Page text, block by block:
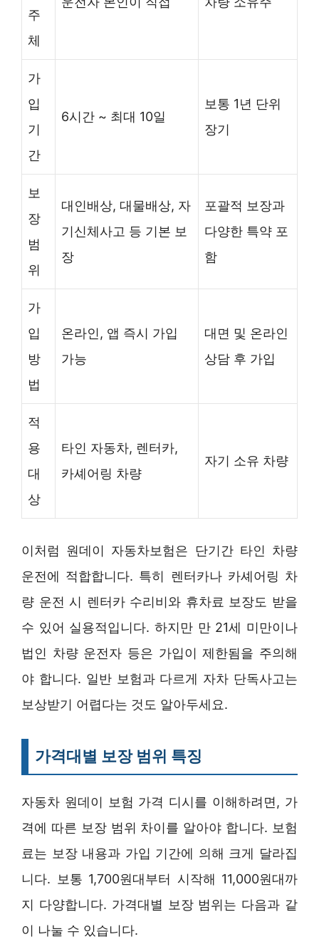
주
체
가
입
기
간
6시간 ~ 최대 10일
보통 1년 단위
장기
보
장
범
위
대인배상, 대물배상, 자
기신체사고 등 기본 보
장
포괄적 보장과
다양한 특약 포
함
가
입
방
법
온라인, 앱 즉시 가입
가능
대면 및 온라인
상담 후 가입
적
용
대
상
타인 자동차, 렌터카,
카셰어링 차량
자기 소유 차량
이처럼 원데이 자동차보험은 단기간 타인 차량
운전에 적합합니다. 특히 렌터카나 카셰어링 차
량 운전 시 렌터카 수리비와 휴차료 보장도 받을
수 있어 실용적입니다. 하지만 만 21세 미만이나
법인 차량 운전자 등은 가입이 제한됨을 주의해
야 합니다. 일반 보험과 다르게 자차 단독사고는
보상받기 어렵다는 것도 알아두세요.
가격대별 보장 범위 특징
자동차 원데이 보험 가격 디시를 이해하려면, 가
격에 따른 보장 범위 차이를 알아야 합니다. 보험
료는 보장 내용과 가입 기간에 의해 크게 달라집
니다. 보통 1,700원대부터 시작해 11,000원대까
지 다양합니다. 가격대별 보장 범위는 다음과 같
이 나눌 수 있습니다.